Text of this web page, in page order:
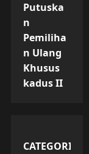
Putuska
n
Pemiliha
n Ulang
Khusus
kadus II
CATEGORIES